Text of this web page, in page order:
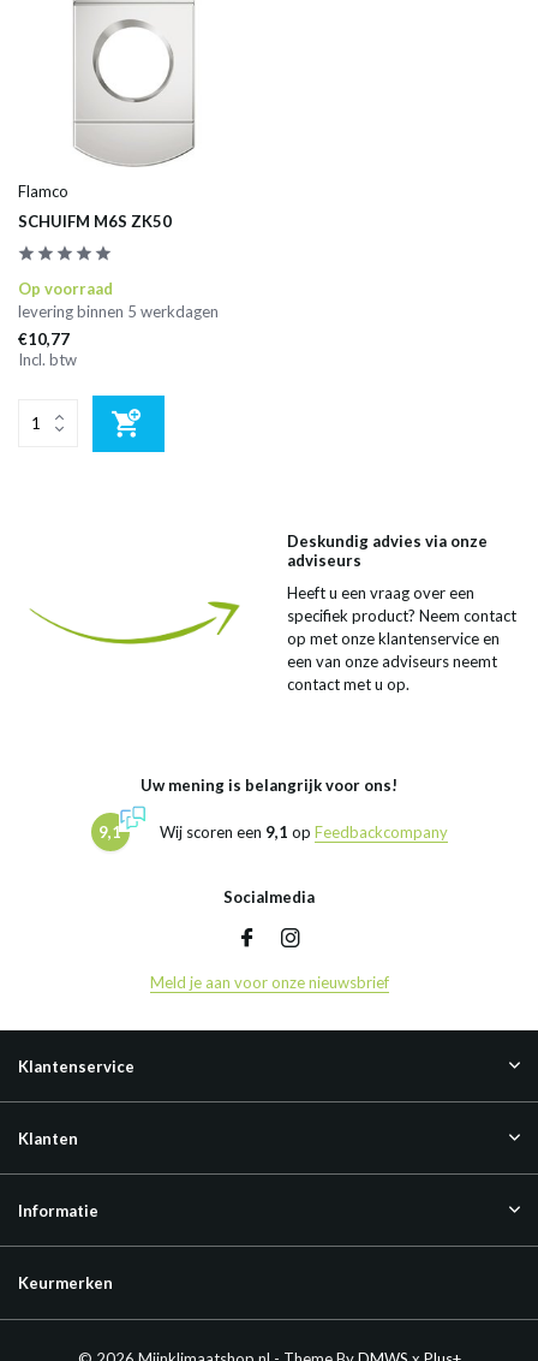
Flamco
SCHUIFM M6S ZK50
Op voorraad
levering binnen 5 werkdagen
€10,77
Incl. btw
Deskundig advies via onze
adviseurs
Heeft u een vraag over een
specifiek product? Neem contact
op met onze klantenservice en
een van onze adviseurs neemt
contact met u op.
Uw mening is belangrijk voor ons!
9,1 Wij scoren een 9,1 op Feedbackcompany
Socialmedia
Meld je aan voor onze nieuwsbrief
Klantenservice
Klanten
Informatie
Keurmerken